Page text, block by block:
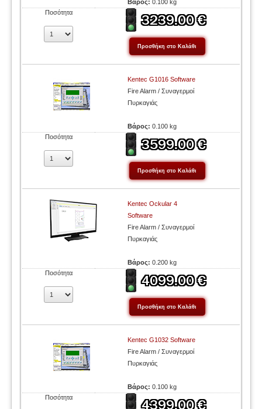
Βάρος:0.100 kg
Ποσότητα
Kentec G1016 Software
Fire Alarm / Συναγερμοί
Πυρκαγιάς
Βάρος:0.100 kg
Ποσότητα
Kentec Ockular 4
Software
Fire Alarm / Συναγερμοί
Πυρκαγιάς
Βάρος:0.200 kg
Ποσότητα
Kentec G1032 Software
Fire Alarm / Συναγερμοί
Πυρκαγιάς
Βάρος:0.100 kg
Ποσότητα